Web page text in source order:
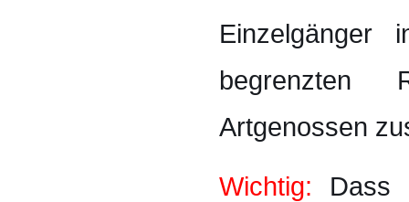
Einzelgänger
begrenzten
Artgenossen
Wichtig: Dass